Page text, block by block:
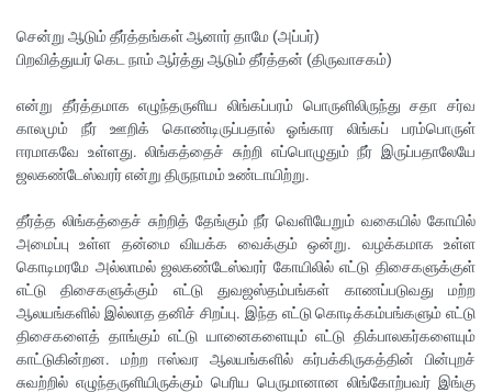
சென்று ஆடும் தீர்த்தங்கள் ஆனார் தாமே (அப்பர்)
பிறவித்துயர் கெட நாம் ஆர்த்து ஆடும் தீர்த்தன் (திருவாசகம்)
என்று தீர்த்தமாக எழுந்தருளிய லிங்கப்பரம் பொருளிலிருந்து சதா சர்வ
காலமும் நீர் ஊறிக் கொண்டிருப்பதால் ஓங்கார லிங்கப் பரம்பொருள்
ஈரமாகவே உள்ளது. லிங்கத்தைச் சுற்றி எப்பொழுதும் நீர் இருப்பதாலேயே
ஜலகண்டேஸ்வரர் என்று திருநாமம் உண்டாயிற்று.
தீர்த்த லிங்கத்தைச் சுற்றித் தேங்கும் நீர் வெளியேறும் வகையில் கோயில்
அமைப்பு உள்ள தன்மை வியக்க வைக்கும் ஒன்று. வழக்கமாக உள்ள
கொடிமரமே அல்லாமல் ஜலகண்டேஸ்வரர் கோயிலில் எட்டு திசைகளுக்குள்
எட்டு திசைகளுக்கும் எட்டு துவஜஸ்தம்பங்கள் காணப்படுவது மற்ற
ஆலயங்களில் இல்லாத தனிச் சிறப்பு. இந்த எட்டு கொடிக்கம்பங்களும் எட்டு
திசைகளைத் தாங்கும் எட்டு யானைகளையும் எட்டு திக்பாலகர்களையும்
காட்டுகின்றன. மற்ற ஈஸ்வர ஆலயங்களில் கர்பக்கிருகத்தின் பின்புறச்
சுவற்றில் எழுந்தருளியிருக்கும் பெரிய பெருமானான லிங்கோற்பவர் இங்கு